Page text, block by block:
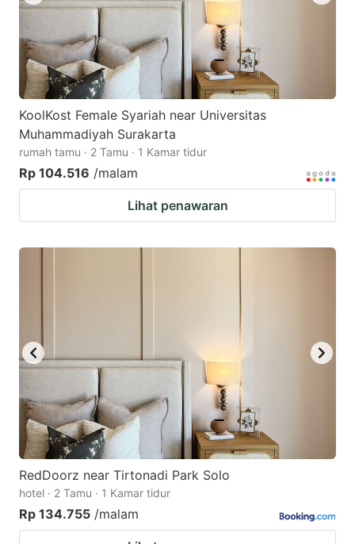
KoolKost Female Syariah near Universitas
Muhammadiyah Surakarta
rumah tamu · 2 Tamu · 1 Kamar tidur
Rp 104.516 /malam
Lihat penawaran
RedDoorz near Tirtonadi Park Solo
hotel · 2 Tamu · 1 Kamar tidur
Rp 134.755 /malam